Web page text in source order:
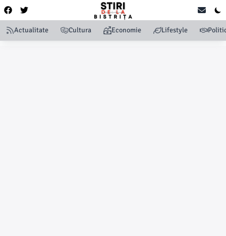
Actualitate Cultura Economie Lifestyle